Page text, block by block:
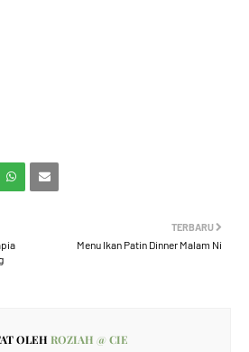
TERBARU
Menu Ikan Patin Dinner Malam Ni
OLEH ROZIAH @ CIE